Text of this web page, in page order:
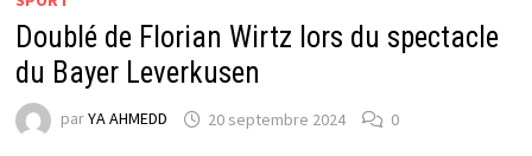
Doublé de Florian Wirtz lors du spectacle
du Bayer Leverkusen
parYA AHMEDD 20 septembre 2024 0